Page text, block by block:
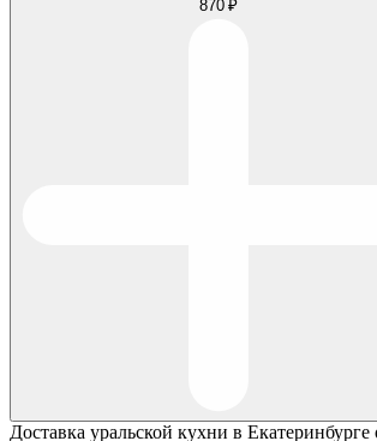
870 ₽
Доставка уральской кухни в